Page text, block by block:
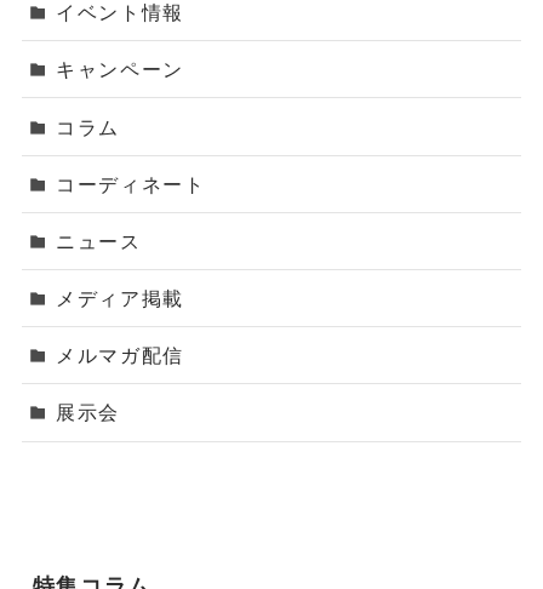
イベント情報
キャンペーン
コラム
コーディネート
ニュース
メディア掲載
メルマガ配信
展示会